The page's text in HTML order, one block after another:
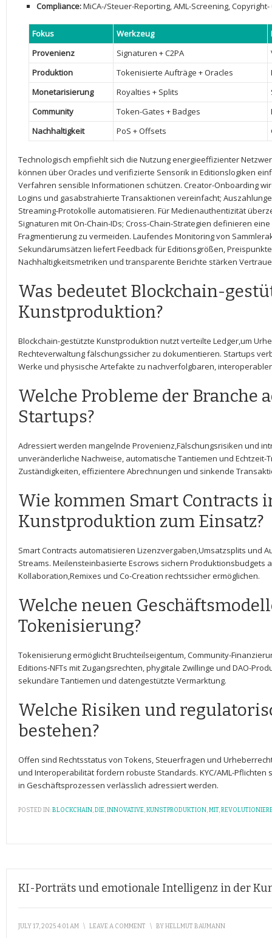
Compliance:MiCA-/Steuer-Reporting, AML-Screening,
Fokus Werkzeug
Provenienz
Signaturen +⁣ C2PA
Produktion
Tokenisierte ‍Aufträge + Oracles
Monetarisierung
Royalties ​+ Splits
Community
Token-Gates ⁣+ Badges
Nachhaltigkeit
PoS + ⁣Offsets
Technologisch empfiehlt sich ‌die‍ Nutzung ⁣energieeffizienter
⁣können über Oracles und verifizierte Sensorik in‍ Editionslogiken
Verfahren​ sensible‌ Informationen schützen. ​Creator-Onboarding
Logins‌ und gasabstrahierte​ Transaktionen vereinfacht;
Streaming-Protokolle ⁢automatisieren. ​Für Medienauthentizität
Signaturen mit ‍On-Chain-IDs; Cross-Chain-Strategien ⁣definieren
Fragmentierung zu‍ vermeiden. Laufendes Monitoring von
Sekundärumsätzen liefert‍ Feedback für ⁢Editionsgrößen,
Nachhaltigkeitsmetriken ‍und transparente Berichte​ stärken
Was bedeutet Blockchain-
Kunstproduktion?
Blockchain-gestützte Kunstproduktion ​nutzt verteilte Ledger,um
Rechteverwaltung⁣ fälschungssicher zu dokumentieren. Startups
Werke und ​physische Artefakte zu ​nachverfolgbaren,
Welche Probleme der Branche
⁢Startups?
Adressiert werden​ mangelnde Provenienz,Fälschungsrisiken und
unveränderliche Nachweise, automatische Tantiemen und⁣ Echtzeit-
Zuständigkeiten, effizientere Abrechnungen und sinkende‌
Wie ⁢kommen Smart Contracts
Kunstproduktion zum‍ Einsatz?
Smart‌ Contracts automatisieren Lizenzvergaben,Umsatzsplits ⁤und⁤
Streams. ‍Meilensteinbasierte Escrows ⁤sichern ‍Produktionsbudgets
Kollaboration,Remixes‌ und ⁢Co-Creation ​rechtssicher ermöglichen.
Welche neuen
Tokenisierung?
Tokenisierung ermöglicht Bruchteilseigentum, ⁣Community-
Editions-NFTs mit Zugangsrechten, phygitale Zwillinge und DAO-
sekundäre Tantiemen‌ und datengestützte Vermarktung.
Welche Risiken und
bestehen?
Offen sind Rechtsstatus von Tokens, Steuerfragen und
und Interoperabilität fordern ⁣robuste Standards. KYC/AML-Pflichten
⁤in⁢ Geschäftsprozessen verlässlich adressiert werden.
POSTED IN:BLOCKCHAIN,DIE,INNOVATIVE,KUNSTPRODUKTION,MIT,
KI-Porträts und emotionale Intelligenz in der
JULY 17, 2025 4:01 AM \ LEAVE A COMMENT \ BYHELLMUT BAUMANN